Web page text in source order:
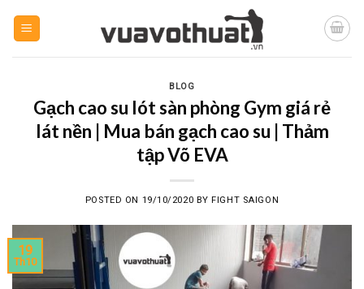
BLOG
Gạch cao su lót sàn phòng Gym giá rẻ
lát nền | Mua bán gạch cao su | Thảm
tập Võ EVA
POSTED ON 19/10/2020 BYFIGHT SAIGON
19
Th10